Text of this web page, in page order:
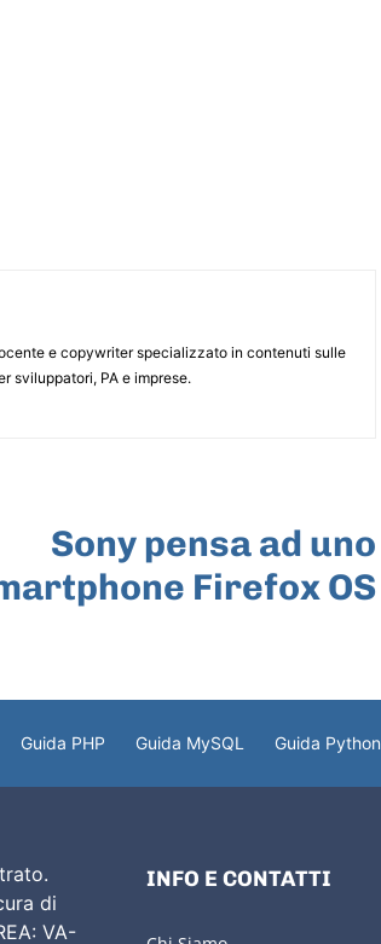
e copywriter specializzato in contenuti sulle
sviluppatori, PA e imprese.
Sony pensa ad uno
Firefox OS
Guida PHP Guida MySQL Guida Python
di
VA-
INFO E CONTATTI